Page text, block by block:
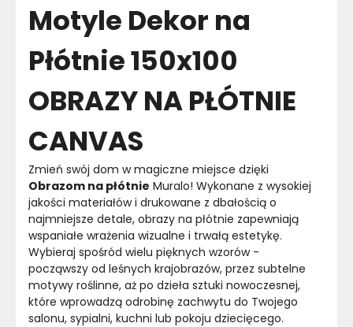
Rok produkcji
Motyle Dekor na
Płótnie 150x100
OBRAZY NA PŁÓTNIE
CANVAS
Zmień swój dom w magiczne miejsce dzięki
Obrazom na płótnie Muralo! Wykonane z wysokiej
jakości materiałów i drukowane z dbałością o
najmniejsze detale, obrazy na płótnie zapewniają
wspaniałe wrażenia wizualne i trwałą estetykę.
Wybieraj spośród wielu pięknych wzorów -
począwszy od leśnych krajobrazów, przez subtelne
motywy roślinne, aż po dzieła sztuki nowoczesnej,
które wprowadzą odrobinę zachwytu do Twojego
salonu, sypialni, kuchni lub pokoju dziecięcego.